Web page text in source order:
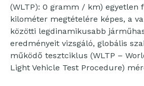
(WLTP): 0 gramm / km) egyetlen
kilométer megtételére képes, a
közötti legdinamikusabb
eredményeit vizsgáló, globális
működő tesztciklus (WLTP –
Light Vehicle Test Procedure)